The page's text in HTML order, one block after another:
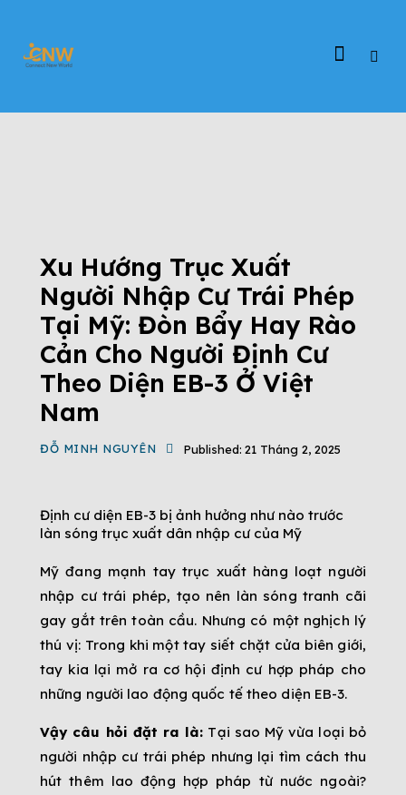
Xu Hướng Trục Xuất
Người Nhập Cư Trái Phép
Tại Mỹ: Đòn Bẩy Hay Rào
Cản Cho Người Định Cư
Theo Diện EB-3 Ở Việt
Nam
ĐỖ MINH NGUYÊN Published: 21 Tháng 2, 2025
Định cư diện EB-3 bị ảnh hưởng như nào trước
làn sóng trục xuất dân nhập cư của Mỹ
Mỹ đang mạnh tay trục xuất hàng loạt người
nhập cư trái phép, tạo nên làn sóng tranh cãi
gay gắt trên toàn cầu. Nhưng có một nghịch lý
thú vị: Trong khi một tay siết chặt cửa biên giới,
tay kia lại mở ra cơ hội định cư hợp pháp cho
những người lao động quốc tế theo diện EB-3.
Vậy câu hỏi đặt ra là: Tại sao Mỹ vừa loại bỏ
người nhập cư trái phép nhưng lại tìm cách thu
hút thêm lao động hợp pháp từ nước ngoài?